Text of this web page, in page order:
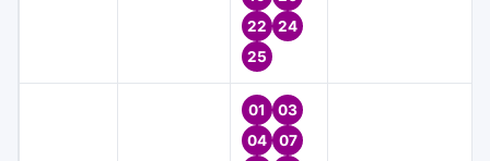
22
24
25
01
03
04
07